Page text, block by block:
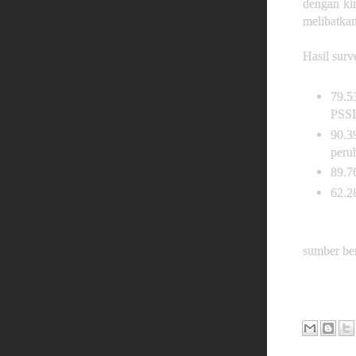
dengan
Hasil
sumber